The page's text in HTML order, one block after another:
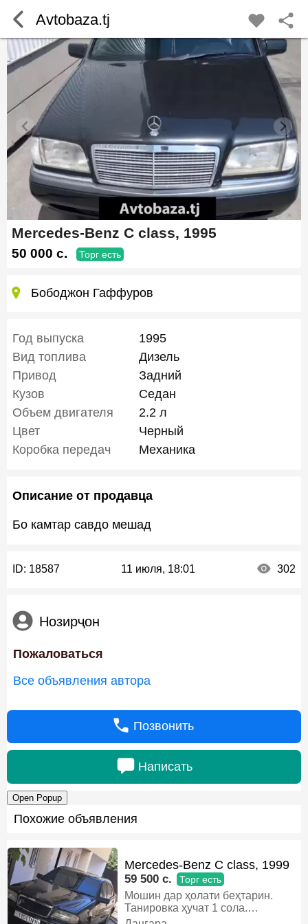
Mercedes-Benz C class, 1995
50 000 c. Торг есть
Бободжон Гаффуров
Год выпуска
1995
Вид топлива
Дизель
Привод
Задний
Кузов
Седан
Объем двигателя
2.2 л
Цвет
Черный
Коробка передач
Механика
Описание от продавца
Бо камтар савдо мешад
ID: 18587 11 июля, 18:01 302
Нозирҷон
Пожаловаться
Все объявления автора
Позвонить
Написать
Open Popup
Avtobaza.tj
Похожие объявления
Mercedes-Benz C class, 1999
59 500 c. Торг есть
Мошин дар ҳолати беҳтарин.
Танировка ҳучат 1 сола.
Сечкахари канкретни боши бдав